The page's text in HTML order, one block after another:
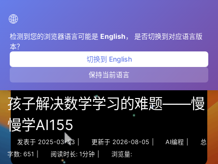
🌐
检测到您的浏览器语言可能是 English， 是否切换到对应语言版
本？
切换到 English
保持当前语言
AI编程利器Trae的另类用途，帮
孩子解决数学学习的难题——慢
慢学AI155
发表于 2025-03-03 更新于 2026-08-05 AI编程
总
字数: 651 阅读时长: 1分钟 浏览量: